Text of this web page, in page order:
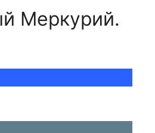
Меркурий.